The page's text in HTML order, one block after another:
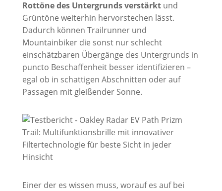
Rottöne des Untergrunds verstärktund
Grüntöne weiterhin hervorstechen lässt.
Dadurch können Trailrunner und
Mountainbiker die sonst nur schlecht
einschätzbaren Übergänge des Untergrunds in
puncto Beschaffenheit besser identifizieren –
egal ob in schattigen Abschnitten oder auf
Passagen mit gleißender Sonne.
Einer der es wissen muss, worauf es auf bei